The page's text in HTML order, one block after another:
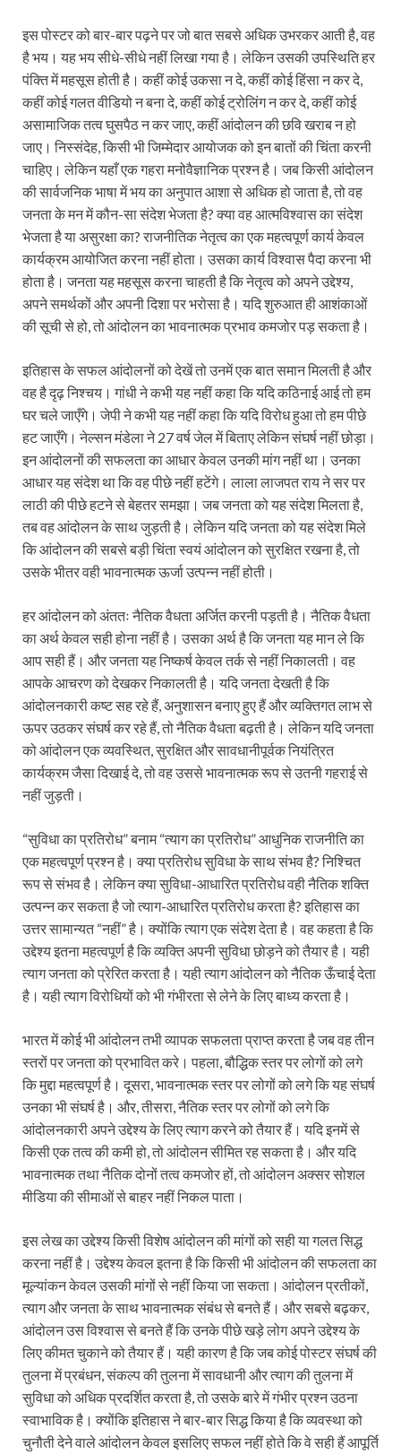
इस पोस्टर को बार-बार पढ़ने पर जो बात सबसे अधिक उभरकर आती है, वह
है भय। यह भय सीधे-सीधे नहीं लिखा गया है। लेकिन उसकी उपस्थिति हर
पंक्ति में महसूस होती है। कहीं कोई उकसा न दे, कहीं कोई हिंसा न कर दे,
कहीं कोई गलत वीडियो न बना दे, कहीं कोई ट्रोलिंग न कर दे, कहीं कोई
असामाजिक तत्व घुसपैठ न कर जाए, कहीं आंदोलन की छवि खराब न हो
जाए। निस्संदेह, किसी भी जिम्मेदार आयोजक को इन बातों की चिंता करनी
चाहिए। लेकिन यहाँ एक गहरा मनोवैज्ञानिक प्रश्न है। जब किसी आंदोलन
की सार्वजनिक भाषा में भय का अनुपात आशा से अधिक हो जाता है, तो वह
जनता के मन में कौन-सा संदेश भेजता है? क्या वह आत्मविश्वास का संदेश
भेजता है या असुरक्षा का? राजनीतिक नेतृत्व का एक महत्वपूर्ण कार्य केवल
कार्यक्रम आयोजित करना नहीं होता। उसका कार्य विश्वास पैदा करना भी
होता है। जनता यह महसूस करना चाहती है कि नेतृत्व को अपने उद्देश्य,
अपने समर्थकों और अपनी दिशा पर भरोसा है। यदि शुरुआत ही आशंकाओं
की सूची से हो, तो आंदोलन का भावनात्मक प्रभाव कमजोर पड़ सकता है।
इतिहास के सफल आंदोलनों को देखें तो उनमें एक बात समान मिलती है और
वह है दृढ़ निश्चय। गांधी ने कभी यह नहीं कहा कि यदि कठिनाई आई तो हम
घर चले जाएँगे। जेपी ने कभी यह नहीं कहा कि यदि विरोध हुआ तो हम पीछे
हट जाएँगे। नेल्सन मंडेला ने 27 वर्ष जेल में बिताए लेकिन संघर्ष नहीं छोड़ा।
इन आंदोलनों की सफलता का आधार केवल उनकी मांग नहीं था। उनका
आधार यह संदेश था कि वह पीछे नहीं हटेंगे। लाला लाजपत राय ने सर पर
लाठी की पीछे हटने से बेहतर समझा। जब जनता को यह संदेश मिलता है,
तब वह आंदोलन के साथ जुड़ती है। लेकिन यदि जनता को यह संदेश मिले
कि आंदोलन की सबसे बड़ी चिंता स्वयं आंदोलन को सुरक्षित रखना है, तो
उसके भीतर वही भावनात्मक ऊर्जा उत्पन्न नहीं होती।
हर आंदोलन को अंततः नैतिक वैधता अर्जित करनी पड़ती है। नैतिक वैधता
का अर्थ केवल सही होना नहीं है। उसका अर्थ है कि जनता यह मान ले कि
आप सही हैं। और जनता यह निष्कर्ष केवल तर्क से नहीं निकालती। वह
आपके आचरण को देखकर निकालती है। यदि जनता देखती है कि
आंदोलनकारी कष्ट सह रहे हैं, अनुशासन बनाए हुए हैं और व्यक्तिगत लाभ से
ऊपर उठकर संघर्ष कर रहे हैं, तो नैतिक वैधता बढ़ती है। लेकिन यदि जनता
को आंदोलन एक व्यवस्थित, सुरक्षित और सावधानीपूर्वक नियंत्रित
कार्यक्रम जैसा दिखाई दे, तो वह उससे भावनात्मक रूप से उतनी गहराई से
नहीं जुड़ती।
“सुविधा का प्रतिरोध” बनाम “त्याग का प्रतिरोध” आधुनिक राजनीति का
एक महत्वपूर्ण प्रश्न है। क्या प्रतिरोध सुविधा के साथ संभव है? निश्चित
रूप से संभव है। लेकिन क्या सुविधा-आधारित प्रतिरोध वही नैतिक शक्ति
उत्पन्न कर सकता है जो त्याग-आधारित प्रतिरोध करता है? इतिहास का
उत्तर सामान्यत “नहीं” है। क्योंकि त्याग एक संदेश देता है। वह कहता है कि
उद्देश्य इतना महत्वपूर्ण है कि व्यक्ति अपनी सुविधा छोड़ने को तैयार है। यही
त्याग जनता को प्रेरित करता है। यही त्याग आंदोलन को नैतिक ऊँचाई देता
है। यही त्याग विरोधियों को भी गंभीरता से लेने के लिए बाध्य करता है।
भारत में कोई भी आंदोलन तभी व्यापक सफलता प्राप्त करता है जब वह तीन
स्तरों पर जनता को प्रभावित करे। पहला, बौद्धिक स्तर पर लोगों को लगे
कि मुद्दा महत्वपूर्ण है। दूसरा, भावनात्मक स्तर पर लोगों को लगे कि यह संघर्ष
उनका भी संघर्ष है। और, तीसरा, नैतिक स्तर पर लोगों को लगे कि
आंदोलनकारी अपने उद्देश्य के लिए त्याग करने को तैयार हैं। यदि इनमें से
किसी एक तत्व की कमी हो, तो आंदोलन सीमित रह सकता है। और यदि
भावनात्मक तथा नैतिक दोनों तत्व कमजोर हों, तो आंदोलन अक्सर सोशल
मीडिया की सीमाओं से बाहर नहीं निकल पाता।
इस लेख का उद्देश्य किसी विशेष आंदोलन की मांगों को सही या गलत सिद्ध
करना नहीं है। उद्देश्य केवल इतना है कि किसी भी आंदोलन की सफलता का
मूल्यांकन केवल उसकी मांगों से नहीं किया जा सकता। आंदोलन प्रतीकों,
त्याग और जनता के साथ भावनात्मक संबंध से बनते हैं। और सबसे बढ़कर,
आंदोलन उस विश्वास से बनते हैं कि उनके पीछे खड़े लोग अपने उद्देश्य के
लिए कीमत चुकाने को तैयार हैं। यही कारण है कि जब कोई पोस्टर संघर्ष की
तुलना में प्रबंधन, संकल्प की तुलना में सावधानी और त्याग की तुलना में
सुविधा को अधिक प्रदर्शित करता है, तो उसके बारे में गंभीर प्रश्न उठना
स्वाभाविक है। क्योंकि इतिहास ने बार-बार सिद्ध किया है कि व्यवस्था को
चुनौती देने वाले आंदोलन केवल इसलिए सफल नहीं होते कि वे सही हैं आपूर्ति